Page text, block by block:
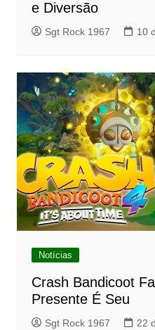
e Diversão
Sgt Rock 1967 10
Notícias
Crash Bandicoot
Presente É Seu
Sgt Rock 1967 22